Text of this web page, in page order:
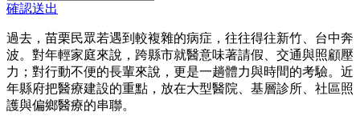
確認送出
過去，苗栗民眾若遇到較複雜的病症，往往得往新竹、台中奔
波。對年輕家庭來說，跨縣市就醫意味著請假、交通與照顧壓
力；對行動不便的長輩來說，更是一趟體力與時間的考驗。近
年縣府把醫療建設的重點，放在大型醫院、基層診所、社區照
護與偏鄉醫療的串聯。